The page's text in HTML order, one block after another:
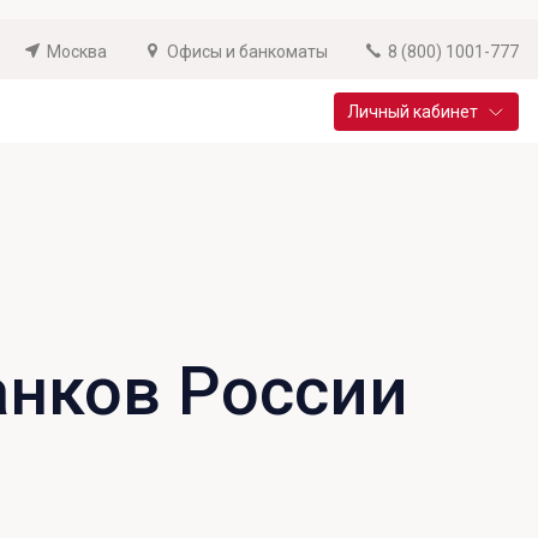
Москва Офисы и банкоматы 8 (800) 1001-777
Личный кабинет
России